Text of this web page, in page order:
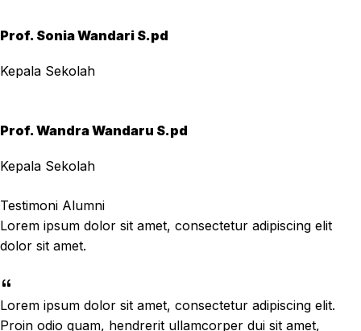
Prof. Sonia Wandari S.pd
Kepala Sekolah
Prof. Wandra Wandaru S.pd
Kepala Sekolah
Testimoni Alumni
Lorem ipsum dolor sit amet, consectetur adipiscing elit
dolor sit amet.
Lorem ipsum dolor sit amet, consectetur adipiscing elit.
Proin odio quam, hendrerit ullamcorper dui sit amet,